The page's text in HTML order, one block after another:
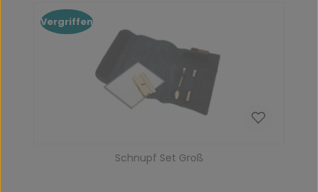
Vergriffen
Schnupf Set Groß